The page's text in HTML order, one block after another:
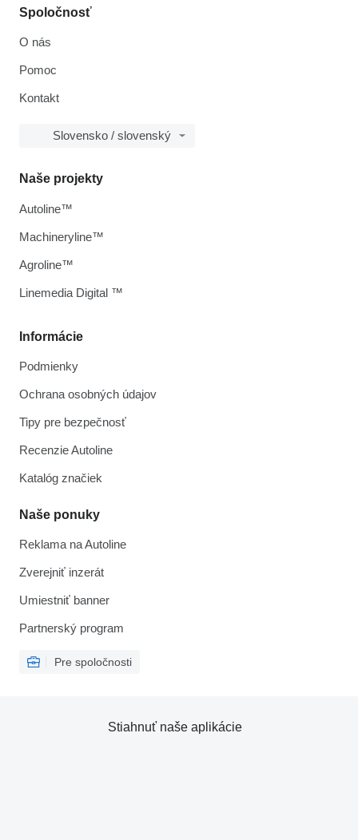
Spoločnosť
O nás
Pomoc
Kontakt
Slovensko / slovenský
Informácie
Podmienky
Ochrana osobných údajov
Tipy pre bezpečnosť
Recenzie Autoline
Katalóg značiek
Naše ponuky
Reklama na Autoline
Zverejniť inzerát
Umiestniť banner
Partnerský program
Pre spoločnosti
Naše projekty
Autoline™
Machineryline™
Agroline™
Linemedia Digital ™
Stiahnuť naše aplikácie